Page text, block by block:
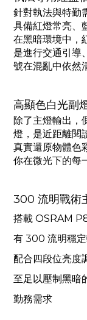
針對執法與特勤
具備紅燈常亮、
在黑暗環境中，
是進行交通引導
號在混亂中依然
高顯色白光副
除了主燈輸出，
燈，是近距離閱
真實還原物體色
你在微光下的每
300 流明戰術
搭載 OSRAM
有 300 流明穩定
配合四段位亮度
至足以壓制黑暗
勤務需求